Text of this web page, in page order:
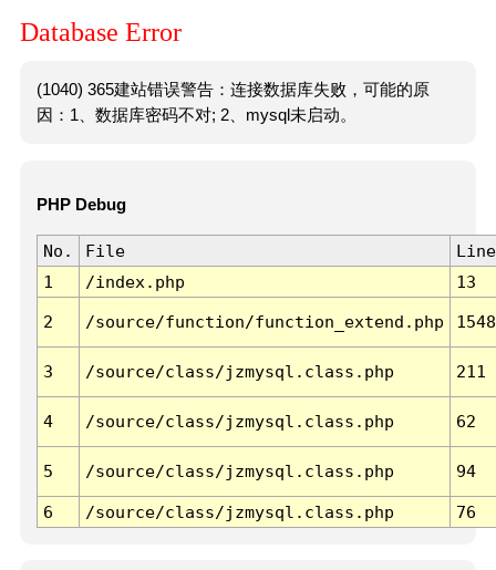
Database Error
(1040) 365建站错误警告：连接数据库失败，可能的原
因：1、数据库密码不对; 2、mysql未启动。
PHP Debug
No. File
Line
1
/index.php 13
2 /source/function/function_extend.php 1548
3 /source/class/jzmysql.class.php 211
4 /source/class/jzmysql.class.php 62
5 /source/class/jzmysql.class.php 94
6 /source/class/jzmysql.class.php 76